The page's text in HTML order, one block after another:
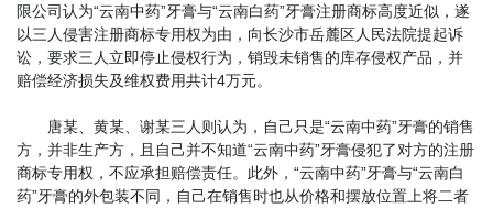
限公司认为“云南中药”牙膏与“云南白药”牙膏注册商标高度近似，遂
以三人侵害注册商标专用权为由，向长沙市岳麓区人民法院提起诉
讼，要求三人立即停止侵权行为，销毁未销售的库存侵权产品，并
赔偿经济损失及维权费用共计4万元。
唐某、黄某、谢某三人则认为，自己只是“云南中药”牙膏的销售
方，并非生产方，且自己并不知道“云南中药”牙膏侵犯了对方的注册
商标专用权，不应承担赔偿责任。此外，“云南中药”牙膏与“云南白
药”牙膏的外包装不同，自己在销售时也从价格和摆放位置上将二者